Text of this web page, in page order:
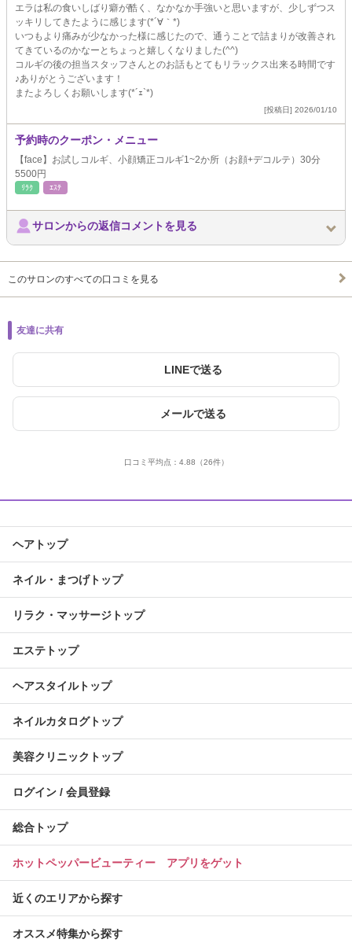
エラは私の食いしばり癖が酷く、なかなか手強いと思いますが、少しずつス
ッキリしてきたように感じます(*´∀｀*)
いつもより痛みが少なかった様に感じたので、通うことで詰まりが改善され
てきているのかなーとちょっと嬉しくなりました(^^)
コルギの後の担当スタッフさんとのお話もとてもリラックス出来る時間です
♪ありがとうございます！
またよろしくお願いします(*´ｪ`*)
[投稿日] 2026/01/10
予約時のクーポン・メニュー
【face】お試しコルギ、小顔矯正コルギ1~2か所（お顔+デコルテ）30分
5500円
ﾘﾗｸ ｴｽﾃ
サロンからの返信コメントを見る
このサロンのすべての口コミを見る
友達に共有
LINEで送る
メールで送る
口コミ平均点： 4.88 （26件）
ヘアトップ
ネイル・まつげトップ
リラク・マッサージトップ
エステトップ
ヘアスタイルトップ
ネイルカタログトップ
美容クリニックトップ
ログイン / 会員登録
総合トップ
ホットペッパービューティー アプリをゲット
近くのエリアから探す
オススメ特集から探す